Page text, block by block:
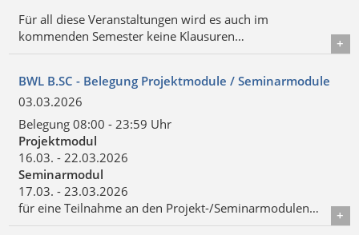
Für all diese Veranstaltungen wird es auch im
kommenden Semester keine Klausuren…
Details
BWL B.SC - Belegung Projektmodule / Seminarmodule
03.03.2026
Belegung 08:00 - 23:59 Uhr
Projektmodul
16.03. - 22.03.2026
Seminarmodul
17.03. - 23.03.2026
für eine Teilnahme an den Projekt-/Seminarmodulen…
Details